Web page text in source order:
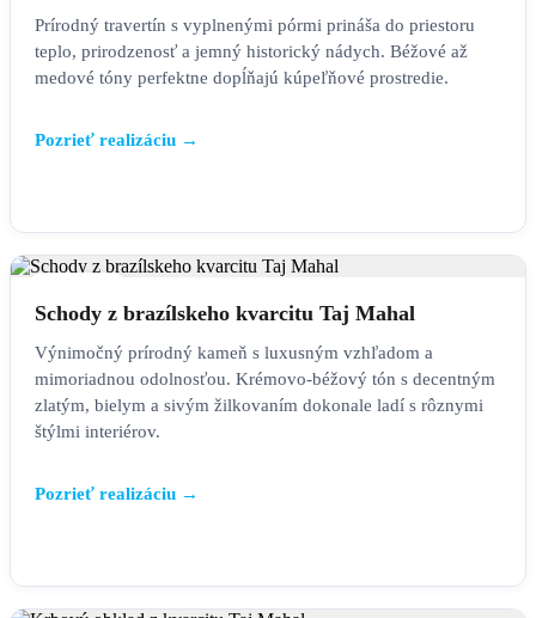
Prírodný travertín s vyplnenými pórmi prináša do priestoru
teplo, prirodzenosť a jemný historický nádych. Béžové až
medové tóny perfektne dopĺňajú kúpeľňové prostredie.
Pozrieť realizáciu →
Schody z brazílskeho kvarcitu Taj Mahal
Výnimočný prírodný kameň s luxusným vzhľadom a
mimoriadnou odolnosťou. Krémovo-béžový tón s decentným
zlatým, bielym a sivým žilkovaním dokonale ladí s rôznymi
štýlmi interiérov.
Pozrieť realizáciu →